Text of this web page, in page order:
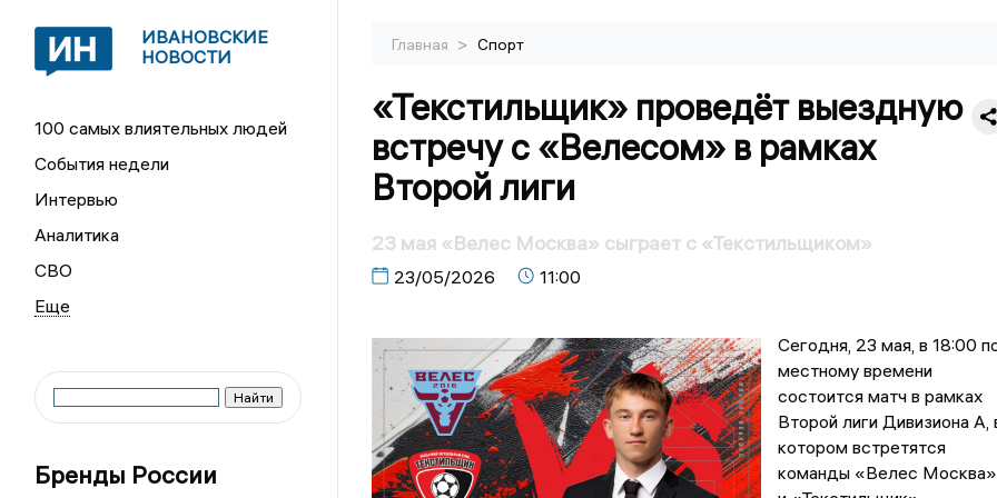
ИВАНОВСКИЕ
НОВОСТИ
100 самых влиятельных людей
События недели
Интервью
Аналитика
СВО
Бренды России
Главная > Спорт
«Текстильщик» проведёт выездную
встречу с «Велесом» в рамках
Второй лиги
23 мая «Велес Москва» сыграет с «Текстильщиком»
23/05/2026 11:00
Сегодня, 23 мая, в 18:00
местному времени
состоится матч в рамках
Второй лиги Дивизиона А,
котором встретятся
команды «Велес Москва»